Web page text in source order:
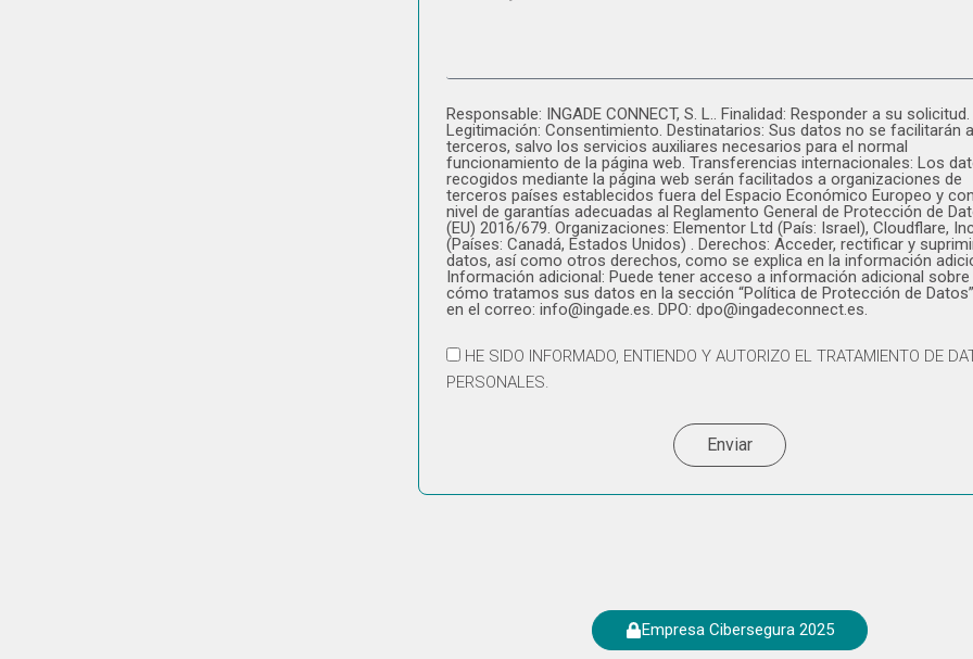
Responsable: INGADE CONNECT, S. L.. Finalidad: Responder a su solicitud.
Legitimación: Consentimiento. Destinatarios: Sus datos no se facilitarán a
terceros, salvo los servicios auxiliares necesarios para el normal
funcionamiento de la página web. Transferencias internacionales: Los
recogidos mediante la página web serán facilitados a organizaciones de
terceros países establecidos fuera del Espacio Económico Europeo y
nivel de garantías adecuadas al Reglamento General de Protección de
(EU) 2016/679. Organizaciones: Elementor Ltd (País: Israel), Cloudflare,
(Países: Canadá, Estados Unidos) . Derechos: Acceder, rectificar y
datos, así como otros derechos, como se explica en la información
Información adicional: Puede tener acceso a información adicional sobre
cómo tratamos sus datos en la sección “Política de Protección de
en el correo: info@ingade.es. DPO: dpo@ingadeconnect.es.
HE SIDO INFORMADO, ENTIENDO Y AUTORIZO EL TRATAMIENTO DE
PERSONALES.
Enviar
Empresa Cibersegura 2025